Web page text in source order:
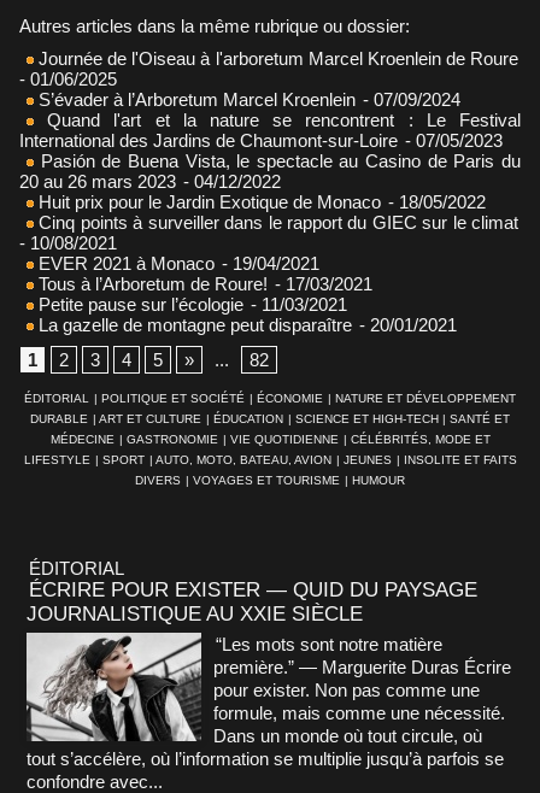
Autres articles dans la même rubrique ou dossier:
Journée de l'Oiseau à l'arboretum Marcel Kroenlein de Roure
- 01/06/2025
S’évader à l’Arboretum Marcel Kroenlein - 07/09/2024
Quand l'art et la nature se rencontrent : Le Festival
International des Jardins de Chaumont-sur-Loire - 07/05/2023
Pasión de Buena Vista, le spectacle au Casino de Paris du
20 au 26 mars 2023 - 04/12/2022
Huit prix pour le Jardin Exotique de Monaco - 18/05/2022
Cinq points à surveiller dans le rapport du GIEC sur le climat
- 10/08/2021
EVER 2021 à Monaco - 19/04/2021
Tous à l’Arboretum de Roure! - 17/03/2021
Petite pause sur l’écologie - 11/03/2021
La gazelle de montagne peut disparaître - 20/01/2021
1
2 3 4 5 » ... 82
ÉDITORIAL | POLITIQUE ET SOCIÉTÉ | ÉCONOMIE | NATURE ET DÉVELOPPEMENT
DURABLE | ART ET CULTURE | ÉDUCATION | SCIENCE ET HIGH-TECH | SANTÉ ET
MÉDECINE | GASTRONOMIE | VIE QUOTIDIENNE | CÉLÉBRITÉS, MODE ET
LIFESTYLE | SPORT | AUTO, MOTO, BATEAU, AVION | JEUNES | INSOLITE ET FAITS
DIVERS | VOYAGES ET TOURISME | HUMOUR
ÉDITORIAL
ÉCRIRE POUR EXISTER — QUID DU PAYSAGE
JOURNALISTIQUE AU XXIE SIÈCLE
“Les mots sont notre matière
première.” — Marguerite Duras Écrire
pour exister. Non pas comme une
formule, mais comme une nécessité.
Dans un monde où tout circule, où
tout s’accélère, où l’information se multiplie jusqu’à parfois se
confondre avec...